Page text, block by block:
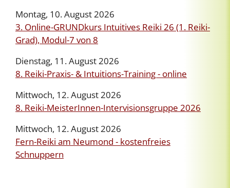
Montag, 10. August 2026
3. Online-GRUNDkurs Intuitives Reiki 26 (1. Reiki-
Grad), Modul-7 von 8
Dienstag, 11. August 2026
8. Reiki-Praxis- & Intuitions-Training - online
Mittwoch, 12. August 2026
8. Reiki-MeisterInnen-Intervisionsgruppe 2026
Mittwoch, 12. August 2026
Fern-Reiki am Neumond - kostenfreies
Schnuppern